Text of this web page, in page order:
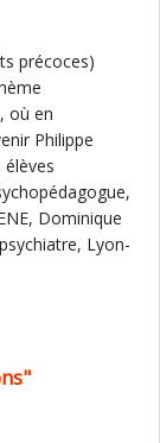
précoces)
où en
Philippe
Dominique
Lyon-